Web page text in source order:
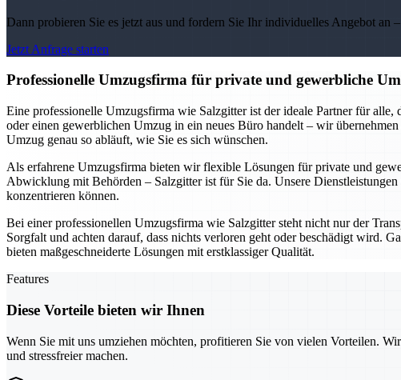
Dann probieren Sie es jetzt aus und fordern Sie Ihr individuelles Angebot an
Jetzt Anfrage starten
Professionelle Umzugsfirma für private und gewerbliche
Eine professionelle Umzugsfirma wie Salzgitter ist der ideale Partner für
oder einen gewerblichen Umzug in ein neues Büro handelt – wir
Umzug genau so abläuft, wie Sie es sich wünschen.
Als erfahrene Umzugsfirma bieten wir flexible Lösungen für private und
Abwicklung mit Behörden – Salzgitter ist für Sie da. Unsere
konzentrieren können.
Bei einer professionellen Umzugsfirma wie Salzgitter steht nicht nur der
Sorgfalt und achten darauf, dass nichts verloren geht oder beschädigt wird.
bieten maßgeschneiderte Lösungen mit erstklassiger Qualität.
Features
Diese Vorteile bieten wir Ihnen
Wenn Sie mit uns umziehen möchten, profitieren Sie von vielen Vorteilen.
und stressfreier machen.